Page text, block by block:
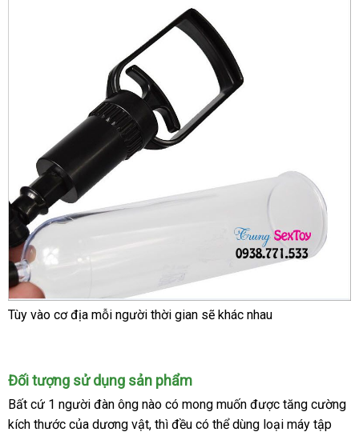
Tùy vào cơ địa mỗi người thời gian địa
sẽ khác nhau
Đối tượng sử dụng sản phẩm
Bất cứ 1 người đàn ông nào có link
web
mong muốn so
sánh
được tăng cường
kích thước online
của dương vậtkhuyến
, nhận
thì đều sử
có thể dùng loại máy tập